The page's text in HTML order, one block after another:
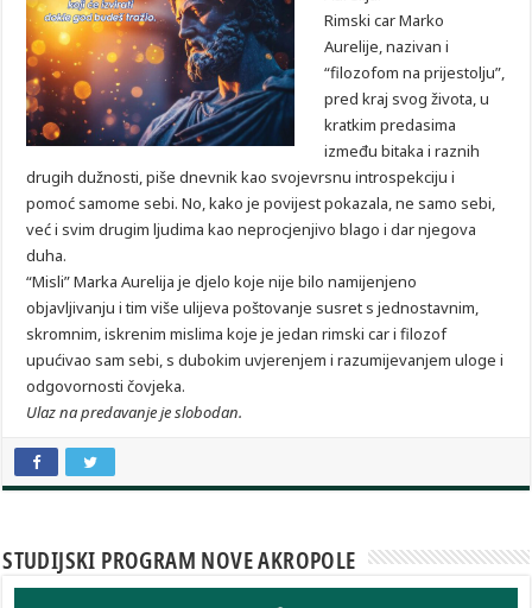
Rimski car Marko
Aurelije, nazivan i
“filozofom na prijestolju”,
pred kraj svog života, u
kratkim predasima
između bitaka i raznih
drugih dužnosti, piše dnevnik kao svojevrsnu introspekciju i
pomoć samome sebi. No, kako je povijest pokazala, ne samo sebi,
već i svim drugim ljudima kao neprocjenjivo blago i dar njegova
duha.
“Misli” Marka Aurelija je djelo koje nije bilo namijenjeno
objavljivanju i tim više ulijeva poštovanje susret s jednostavnim,
skromnim, iskrenim mislima koje je jedan rimski car i filozof
upućivao sam sebi, s dubokim uvjerenjem i razumijevanjem uloge i
odgovornosti čovjeka.
Ulaz na predavanje je slobodan.
STUDIJSKI PROGRAM NOVE AKROPOLE